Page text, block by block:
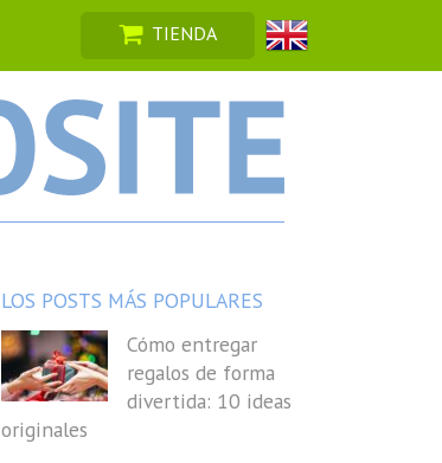
TIENDA
LOS POSTS MÁS POPULARES
Cómo entregar
regalos de forma
divertida: 10 ideas
originales